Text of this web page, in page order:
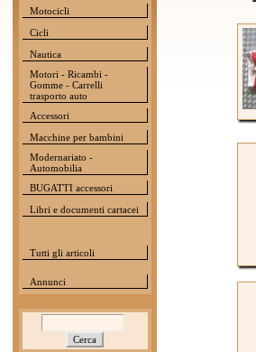
Motocicli
Cicli
Nautica
Motori - Ricambi -
Gomme - Carrelli
trasporto auto
Accessori
Macchine per bambini
Modernariato -
Automobilia
BUGATTI accessori
Libri e documenti cartacei
Tutti gli articoli
Annunci